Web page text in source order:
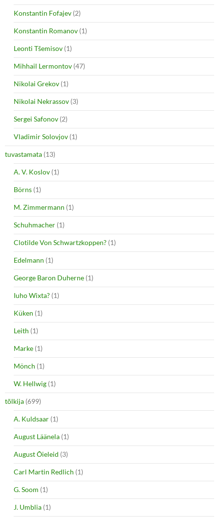
Konstantin Fofajev (2)
Konstantin Romanov (1)
Leonti Tšemisov (1)
Mihhail Lermontov (47)
Nikolai Grekov (1)
Nikolai Nekrassov (3)
Sergei Safonov (2)
Vladimir Solovjov (1)
tuvastamata (13)
A. V. Koslov (1)
Börns (1)
M. Zimmermann (1)
Schuhmacher (1)
Clotilde Von Schwartzkoppen? (1)
Edelmann (1)
George Baron Duherne (1)
Iuho Wixta? (1)
Küken (1)
Leith (1)
Marke (1)
Mönch (1)
W. Hellwig (1)
tõlkija (699)
A. Kuldsaar (1)
August Läänela (1)
August Õieleid (3)
Carl Martin Redlich (1)
G. Soom (1)
J. Umblia (1)